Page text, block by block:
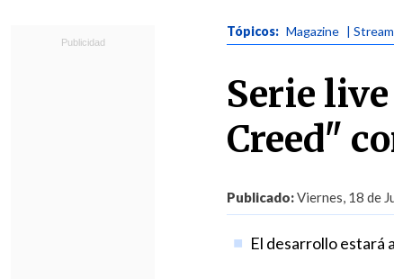
Tópicos: Magazine |
Serie
Creed"
Publicado:Viernes, 18 de
El desarrollo estará